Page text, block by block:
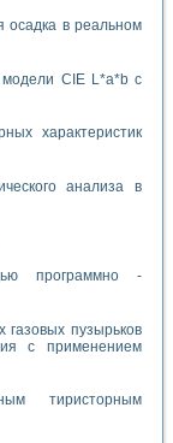
осадка в реальном
CIE L*a*b с
характеристик
анализа в
программно -
пузырьков
с применением
тиристорным